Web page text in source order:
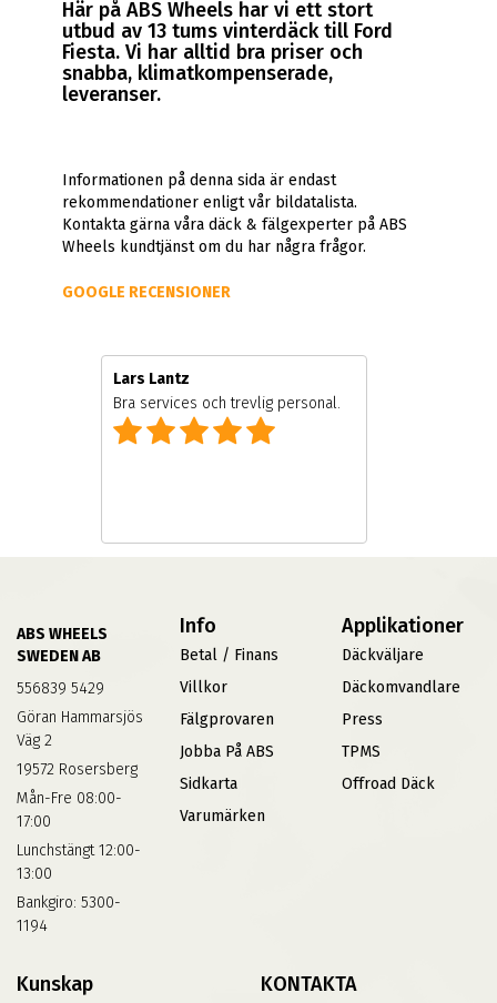
Här på ABS Wheels har vi ett stort
utbud av 13 tums vinterdäck till Ford
Fiesta. Vi har alltid bra priser och
snabba, klimatkompenserade,
leveranser.
Informationen på denna sida är endast
rekommendationer enligt vår bildatalista.
Kontakta gärna våra däck & fälgexperter på ABS
Wheels kundtjänst om du har några frågor.
GOOGLE RECENSIONER
Lars Lantz
Bra services och trevlig personal.
ABS WHEELS
SWEDEN AB
556839 5429
Göran Hammarsjös
Väg 2
19572 Rosersberg
Mån-Fre 08:00-
17:00
Lunchstängt 12:00-
13:00
Bankgiro: 5300-
1194
Info
Betal / Finans
Villkor
Fälgprovaren
Jobba På ABS
Sidkarta
Varumärken
Applikationer
Däckväljare
Däckomvandlare
Press
TPMS
Offroad Däck
Kunskap KONTAKTA